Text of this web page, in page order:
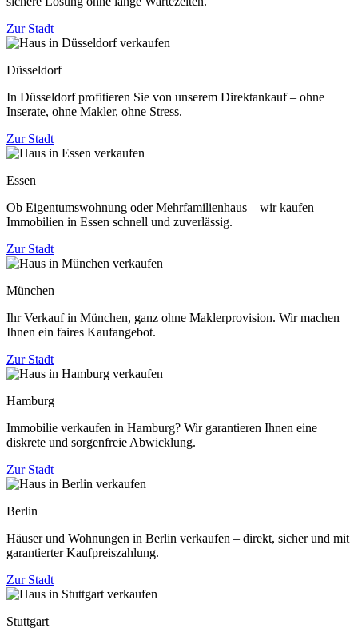
Zur Stadt
Düsseldorf
In Düsseldorf profitieren Sie von unserem Direktankauf – ohne
Inserate, ohne Makler, ohne Stress.
Zur Stadt
Essen
Ob Eigentumswohnung oder Mehrfamilienhaus – wir kaufen
Immobilien in Essen schnell und zuverlässig.
Zur Stadt
München
Ihr Verkauf in München, ganz ohne Maklerprovision. Wir machen
Ihnen ein faires Kaufangebot.
Zur Stadt
Hamburg
Immobilie verkaufen in Hamburg? Wir garantieren Ihnen eine
diskrete und sorgenfreie Abwicklung.
Zur Stadt
Berlin
Häuser und Wohnungen in Berlin verkaufen – direkt, sicher und mit
garantierter Kaufpreiszahlung.
Zur Stadt
Stuttgart